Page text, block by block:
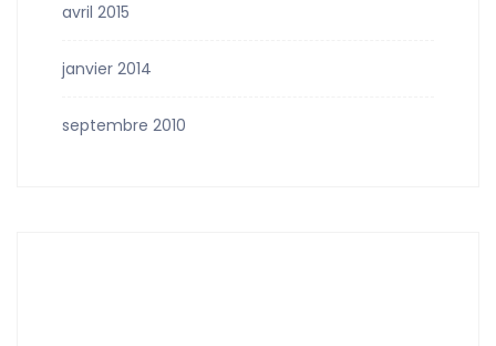
avril 2015
janvier 2014
septembre 2010